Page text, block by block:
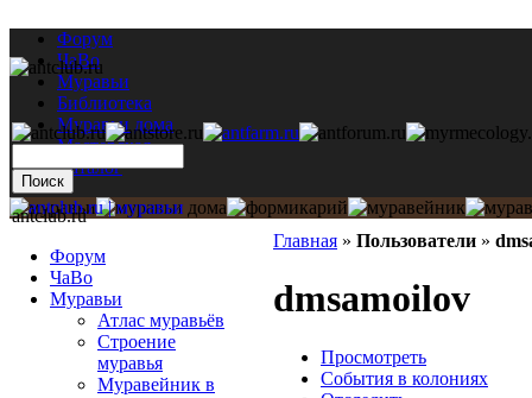
Форум
ЧаВо
Муравьи
Библиотека
Муравьи дома
Мастерская
Каталог
Главная » Пользователи »
dmsamoilov
Просмотреть
События в колониях
antclub.ru
Форум
ЧаВо
Муравьи
Атлас муравьёв
Строение
муравья
Муравейник в